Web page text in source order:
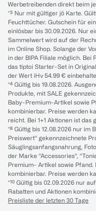
Werbetreibenden direkt beim
*³ Nur mit gültiger jö Karte.
Feuchttücher. Gutschein für
einlösbar bis 30.09.2026. Nur
Sammelwert wird auf der
im Online Shop. Solange der
in der BIPA Filiale möglich. Bei
das tiptoi Starter-Set in
der Wert iHv 54.99 €
*⁴ Gültig bis 19.08.2026.
Produkte, mit SALE
Baby-Premium-Artikel sowie
kombinierbar. Preise werden
reicht. Bei 1+1 Aktionen ist das
*⁸ Gültig bis 12.08.2026 nur im
Preiswert“ gekennzeichnete
Säuglingsanfangsnahrung,
der Marke “Accessories“,
Premium- Artikel sowie
kombinierbar. Preise werden
*¹⁰ Gültig bis 02.09.2026 nur
Rabatten und Aktionen
Preisliste der letzten 30 Tage